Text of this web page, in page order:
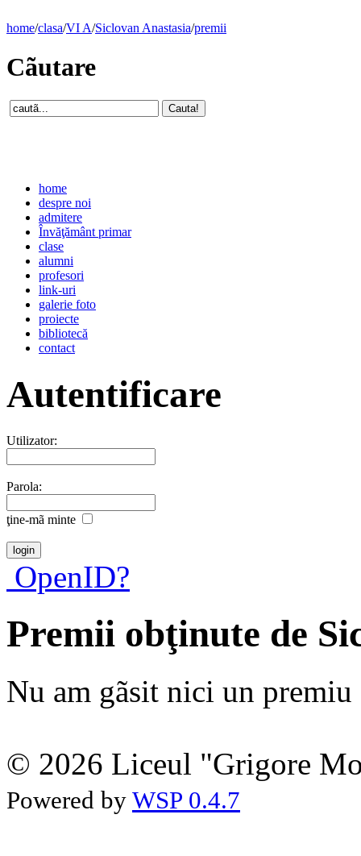
home/clasa/VI A/Siclovan Anastasia/premii
Cãutare
home
despre noi
admitere
Învăţământ primar
clase
alumni
profesori
link-uri
galerie foto
proiecte
bibliotecă
contact
Autentificare
Utilizator:
Parola:
ţine-mã minte
OpenID?
Premii obţinute de
Nu am gãsit nici un premiu
© 2026 Liceul "Grigore
Powered by WSP 0.4.7